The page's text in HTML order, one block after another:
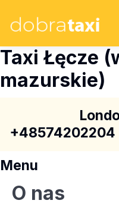
Taxi Łęcze
mazurskie)
+48574202204
Menu
O nas